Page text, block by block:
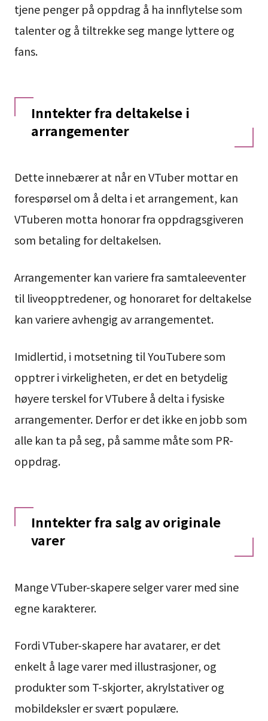
tjene penger på oppdrag å ha innflytelse som
talenter og å tiltrekke seg mange lyttere og
fans.
Inntekter fra deltakelse i
arrangementer
Dette innebærer at når en VTuber mottar en
forespørsel om å delta i et arrangement, kan
VTuberen motta honorar fra oppdragsgiveren
som betaling for deltakelsen.
Arrangementer kan variere fra samtaleeventer
til liveopptredener, og honoraret for deltakelse
kan variere avhengig av arrangementet.
Imidlertid, i motsetning til YouTubere som
opptrer i virkeligheten, er det en betydelig
høyere terskel for VTubere å delta i fysiske
arrangementer. Derfor er det ikke en jobb som
alle kan ta på seg, på samme måte som PR-
oppdrag.
Inntekter fra salg av originale
varer
Mange VTuber-skapere selger varer med sine
egne karakterer.
Fordi VTuber-skapere har avatarer, er det
enkelt å lage varer med illustrasjoner, og
produkter som T-skjorter, akrylstativer og
mobildeksler er svært populære.